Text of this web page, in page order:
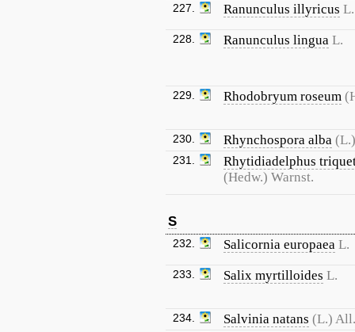
227. Ranunculus illyricus L.
228. Ranunculus lingua L.
229. Rhodobryum roseum
230. Rhynchospora alba
231.
Rhytidiadelphus
(Hedw.) Warnst.
S
232. Salicornia europaea L.
233. Salix myrtilloides L.
234. Salvinia natans (L.) All.